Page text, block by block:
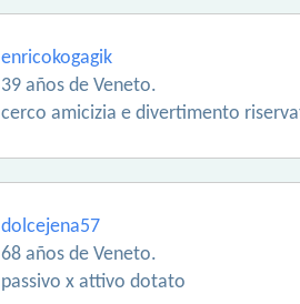
enricokogagik
39 años de Veneto.
cerco amicizia e divertimento
dolcejena57
68 años de Veneto.
passivo x attivo dotato